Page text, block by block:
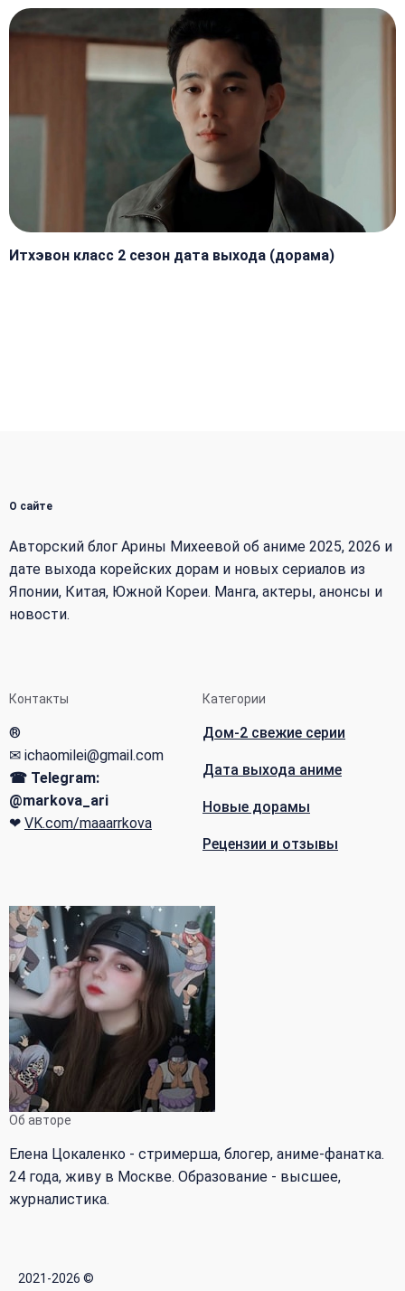
Итхэвон класс 2 сезон дата выхода (дорама)
О сайте
Авторский блог Арины Михеевой об аниме 2025, 2026 и
дате выхода корейских дорам и новых сериалов из
Японии, Китая, Южной Кореи. Манга, актеры, анонсы и
новости.
Контакты
®
✉ ichaomilei@gmail.com
☎ Telegram:
@markova_ari
❤ VK.com/maaarrkova
Категории
Дом-2 свежие серии
Дата выхода аниме
Новые дорамы
Рецензии и отзывы
Об авторе
Елена Цокаленко - стримерша, блогер, аниме-фанатка.
24 года, живу в Москве. Образование - высшее,
журналистика.
2021-2026 ©